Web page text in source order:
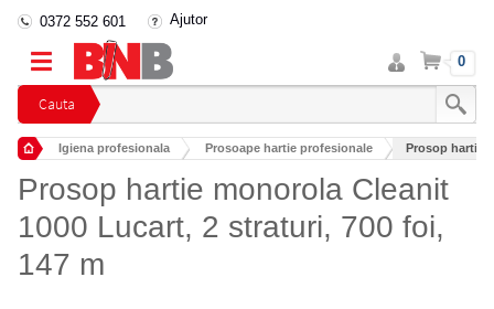
Cauta
0372 552 601 Ajutor
Intra
in
cont
Cos 0
Igiena profesionala
Prosoape hartie profesionale
Prosop hartie
Prosop hartie monorola Cleanit
1000 Lucart, 2 straturi, 700 foi,
147 m